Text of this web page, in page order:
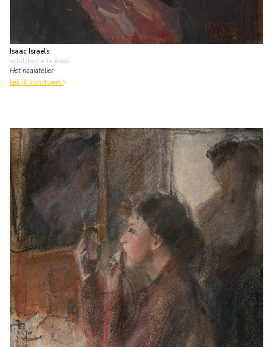
Isaac Israels
schilderij • te koop
Het naaiatelier
bekijk kunstwerk